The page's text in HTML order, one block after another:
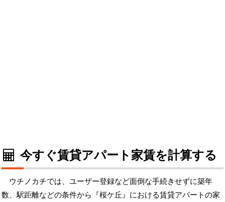
今すぐ賃貸アパート家賃を計算する
ウチノカチでは、ユーザー登録など面倒な手続きせずに築年
数、駅距離などの条件から『桜ケ丘』における賃貸アパートの家